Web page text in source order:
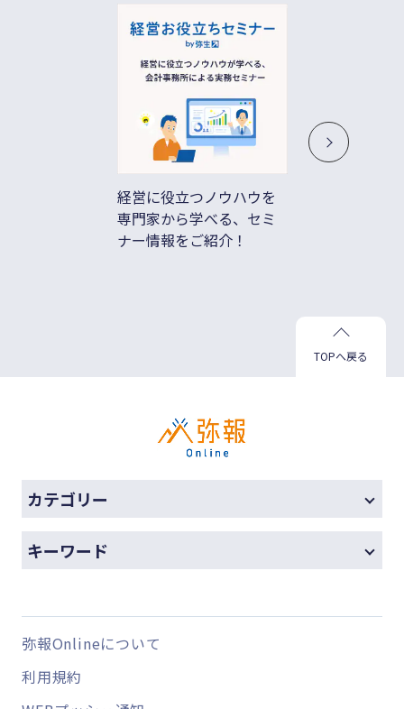
経営に役立つノウハウを
専門家から学べる、セミ
ナー情報をご紹介！
TOPへ戻る
カテゴリー
キーワード
弥報Onlineについて
利用規約